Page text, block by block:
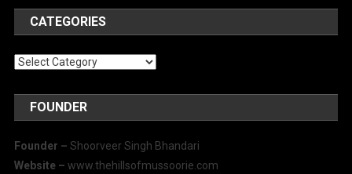
CATEGORIES
Categories
FOUNDER
Founder – Shoorveer Singh Bhandari
Website – www.thehillsofmussoorie.com